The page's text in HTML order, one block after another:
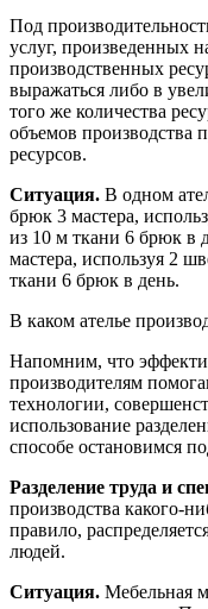
Под
услуг, произведенных
производственных
выражаться либо в
того же количества
объемов производства
ресурсов.
Ситуация. В одном
брюк 3 мастера,
из 10 м ткани 6 брюк в
мастера, используя 2
ткани 6 брюк в день.
В каком ателье
Напомним, что
производителям
технологии,
использование
способе остановимся
Разделение труда и
производства какого-
правило,
людей.
Ситуация. Мебельная